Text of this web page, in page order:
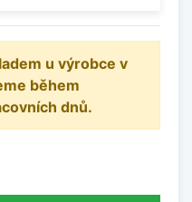
u výrobce v
během
dnů.